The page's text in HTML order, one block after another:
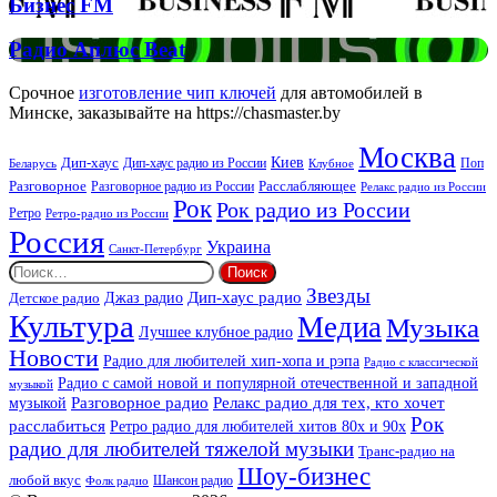
Радио
Аплюс
Beat
Радио Аплюс Beat
Срочное изготовление чип ключей для автомобилей в
Минске, заказывайте на https://chasmaster.by
Беларусь Дип-хаус Дип-хаус радио из России Киев Клубное Москва Поп
Разговорное Разговорное радио из России Расслабляющее Релакс радио из России
Ретро Ретро-радио из России РокРок радио из России
Россия Санкт-Петербург Украина
Найти:
Детское радио Джаз радио Дип-хаус радио Звезды
Культура Лучшее клубное радио МедиаМузыка
Новости Радио для любителей хип-хопа и рэпа Радио с классической
музыкой Радио с самой новой и популярной отечественной и западной
музыкой Разговорное радио Релакс радио для тех, кто хочет
расслабиться Ретро радио для любителей хитов 80х и 90х Рок
радио для любителей тяжелой музыки Транс-радио на
любой вкус Фолк радио Шансон радио Шоу-бизнес